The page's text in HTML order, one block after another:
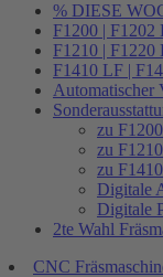
% DIESE
F1200 | F1202
F1210 | F1220
F1410 LF |
Automatischer
zu
zu
zu
Digitale
Digitale
2te Wahl
CNC